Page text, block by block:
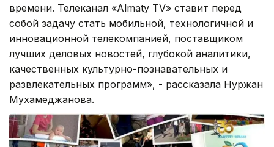
времени. Телеканал «Almaty TV» ставит перед
собой задачу стать мобильной, технологичной и
инновационной телекомпанией, поставщиком
лучших деловых новостей, глубокой аналитики,
качественных культурно-познавательных и
развлекательных программ», - рассказала Нуржан
Мухамеджанова.